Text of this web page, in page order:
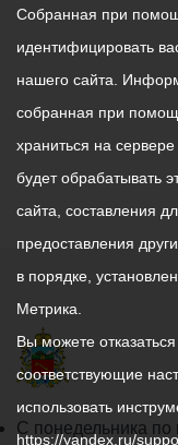
График
С понедельника по
Собранная при
идентифицировать
нашего сайта.
собранная при
храниться на
будет обрабатывать
сайта, составления
предоставления
в порядке,
Метрика.
Вы можете
соответствующие
использовать
https://yandex.ru/